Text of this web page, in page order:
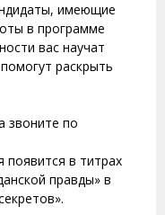
имеющие
в программе
вас научат
раскрыть
звоните по
в титрах
правды» в